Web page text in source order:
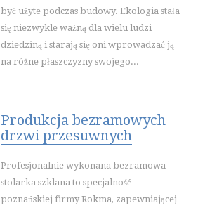
być użyte podczas budowy. Ekologia stała
się niezwykle ważną dla wielu ludzi
dziedziną i starają się oni wprowadzać ją
na różne płaszczyzny swojego...
Produkcja bezramowych
drzwi przesuwnych
Profesjonalnie wykonana bezramowa
stolarka szklana to specjalność
poznańskiej firmy Rokma, zapewniającej